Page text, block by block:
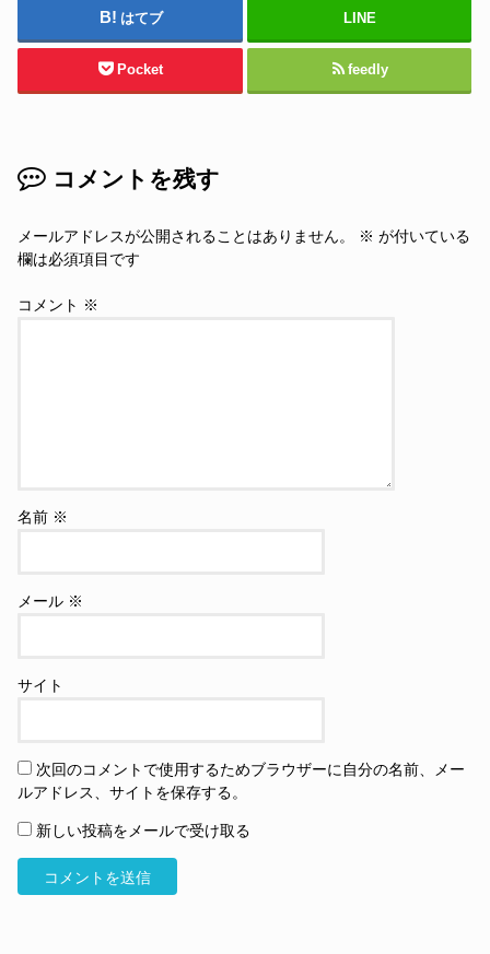
はてブ LINE
Pocket feedly
コメントを残す
メールアドレスが公開されることはありません。 ※ が付いている
欄は必須項目です
コメント ※
名前 ※
メール ※
サイト
次回のコメントで使用するためブラウザーに自分の名前、メー
ルアドレス、サイトを保存する。
新しい投稿をメールで受け取る